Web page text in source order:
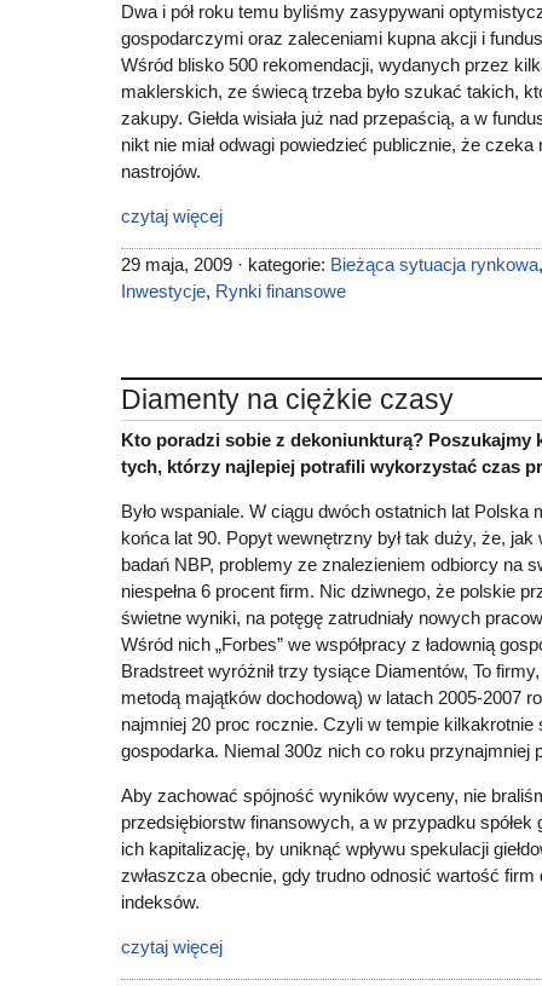
Dwa i pół roku temu byliśmy zasypywani
gospodarczymi oraz zaleceniami kupna akcji i
Wśród blisko 500 rekomendacji, wydanych przez
maklerskich, ze świecą trzeba było szukać takich,
zakupy. Giełda wisiała już nad przepaścią, a w
nikt nie miał odwagi powiedzieć publicznie, że czeka
nastrojów.
czytaj więcej
29 maja, 2009 · kategorie: Bieżąca sytuacja rynkowa
Inwestycje, Rynki finansowe
Diamenty na ciężkie czasy
Kto poradzi sobie z dekoniunkturą? Poszukajmy
tych, którzy najlepiej potrafili wykorzystać czas
Było wspaniale. W ciągu dwóch ostatnich lat Polska
końca lat 90. Popyt wewnętrzny był tak duży, że, jak
badań NBP, problemy ze znalezieniem odbiorcy na
niespełna 6 procent firm. Nic dziwnego, że polskie
świetne wyniki, na potęgę zatrudniały nowych
Wśród nich „Forbes” we współpracy z ładownią
Bradstreet wyróżnił trzy tysiące Diamentów, To
metodą majątków dochodową) w latach 2005-2007
najmniej 20 proc rocznie. Czyli w tempie kilkakrotnie
gospodarka. Niemal 300z nich co roku przynajmniej
Aby zachować spójność wyników wyceny, nie
przedsiębiorstw finansowych, a w przypadku spółek
ich kapitalizację, by uniknąć wpływu spekulacji
zwłaszcza obecnie, gdy trudno odnosić wartość
indeksów.
czytaj więcej